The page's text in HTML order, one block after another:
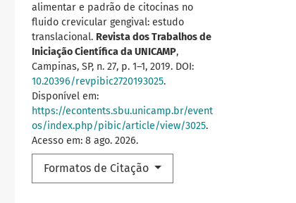
alimentar e padrão de citocinas no
fluido crevicular gengival: estudo
translacional. Revista dos Trabalhos de
Iniciação Científica da UNICAMP,
Campinas, SP, n. 27, p. 1–1, 2019. DOI:
10.20396/revpibic2720193025.
Disponível em:
https://econtents.sbu.unicamp.br/event
os/index.php/pibic/article/view/3025.
Acesso em: 8 ago. 2026.
Formatos de Citação